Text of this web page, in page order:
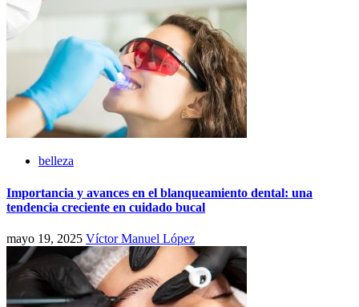
belleza
Importancia y avances en el blanqueamiento dental: una
tendencia creciente en cuidado bucal
mayo 19, 2025 Víctor Manuel López